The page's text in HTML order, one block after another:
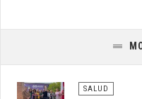
SALUD